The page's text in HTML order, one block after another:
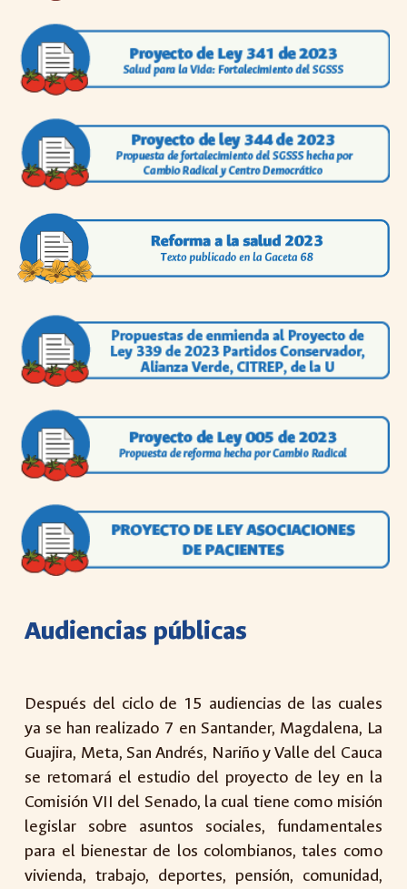
Audiencias públicas
Después del ciclo de 15 audiencias de las cuales
ya se han realizado 7 en Santander, Magdalena, La
Guajira, Meta, San Andrés, Nariño y Valle del Cauca
se retomará el estudio del proyecto de ley en la
Comisión VII del Senado, la cual tiene como misión
legislar sobre asuntos sociales, fundamentales
para el bienestar de los colombianos, tales como
vivienda, trabajo, deportes, pensión, comunidad,